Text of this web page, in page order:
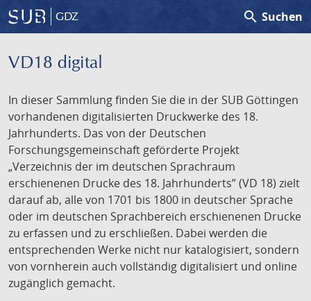
GDZ search Suchen
VD18 digital
In dieser Sammlung finden Sie die in der SUB Göttingen
vorhandenen digitalisierten Druckwerke des 18.
Jahrhunderts. Das von der Deutschen
Forschungsgemeinschaft geförderte Projekt
„Verzeichnis der im deutschen Sprachraum
erschienenen Drucke des 18. Jahrhunderts” (VD 18) zielt
darauf ab, alle von 1701 bis 1800 in deutscher Sprache
oder im deutschen Sprachbereich erschienenen Drucke
zu erfassen und zu erschließen. Dabei werden die
entsprechenden Werke nicht nur katalogisiert, sondern
von vornherein auch vollständig digitalisiert und online
zugänglich gemacht.